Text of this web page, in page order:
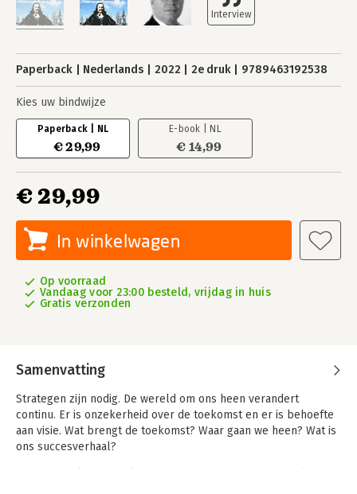
Paperback Nederlands 2022 2e druk 9789463192538
Kies uw bindwijze
Paperback | NL
€ 29,99
E-book | NL
€ 14,99
€ 29,99
In winkelwagen
Op voorraad
Vandaag voor 23:00 besteld, vrijdag in huis
Gratis verzonden
Samenvatting
Strategen zijn nodig. De wereld om ons heen verandert
continu. Er is onzekerheid over de toekomst en er is behoefte
aan visie. Wat brengt de toekomst? Waar gaan we heen? Wat is
ons succesverhaal?